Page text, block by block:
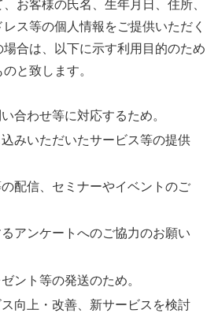
お客様の氏名、生年月日、住所、
ス等の個人情報をご提供いただく
合は、以下に示す利用目的のため
と致します。
合わせ等に対応するため。
みいただいたサービス等の提供
配信、セミナーやイベントのご
アンケートへのご協力のお願い
ント等の発送のため。
向上・改善、新サービスを検討